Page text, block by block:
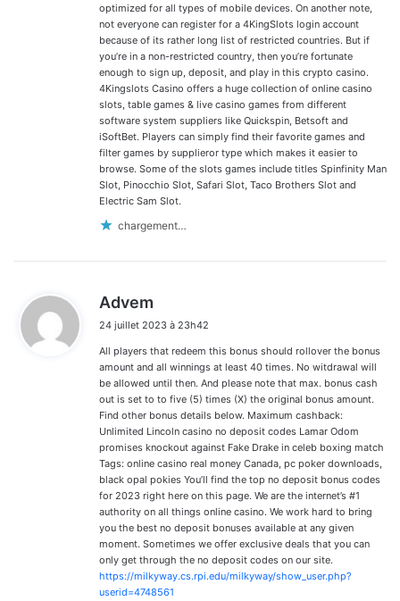
optimized for all types of mobile devices. On another note,
not everyone can register for a 4KingSlots login account
because of its rather long list of restricted countries. But if
you’re in a non-restricted country, then you’re fortunate
enough to sign up, deposit, and play in this crypto casino.
4Kingslots Casino offers a huge collection of online casino
slots, table games & live casino games from different
software system suppliers like Quickspin, Betsoft and
iSoftBet. Players can simply find their favorite games and
filter games by supplieror type which makes it easier to
browse. Some of the slots games include titles Spinfinity Man
Slot, Pinocchio Slot, Safari Slot, Taco Brothers Slot and
Electric Sam Slot.
chargement…
Advem
t
24 juillet 2023 à 23h42
All players that redeem this bonus should rollover the bonus
amount and all winnings at least 40 times. No witdrawal will
be allowed until then. And please note that max. bonus cash
out is set to to five (5) times (X) the original bonus amount.
Find other bonus details below. Maximum cashback:
Unlimited Lincoln casino no deposit codes Lamar Odom
promises knockout against Fake Drake in celeb boxing match
Tags: online casino real money Canada, pc poker downloads,
black opal pokies You’ll find the top no deposit bonus codes
for 2023 right here on this page. We are the internet’s #1
authority on all things online casino. We work hard to bring
you the best no deposit bonuses available at any given
moment. Sometimes we offer exclusive deals that you can
only get through the no deposit codes on our site.
https://milkyway.cs.rpi.edu/milkyway/show_user.php?
userid=4748561